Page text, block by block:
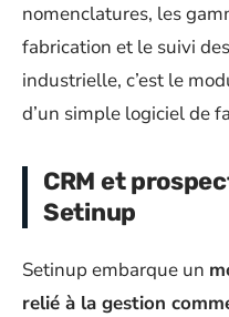
nomenclatures, les
fabrication et le suivi
industrielle, c’est le
d’un simple logiciel de
CRM et
Setinup
Setinup embarque un
relié à la gestion